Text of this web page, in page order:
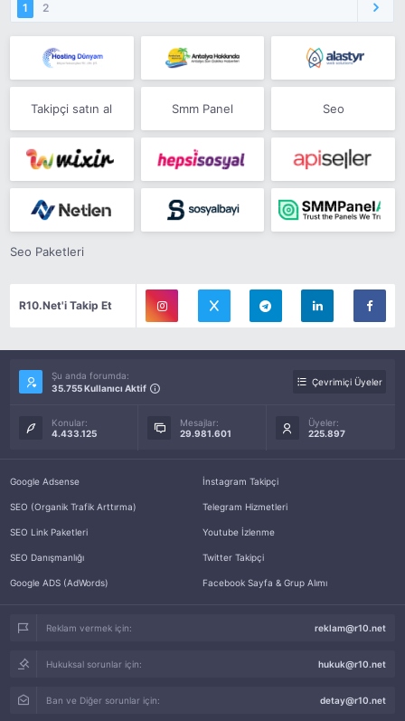
1 2
Takipçi satın al Smm Panel Seo
Seo Paketleri
R10.Net'i Takip Et
Şu anda forumda:
35.755 Kullanıcı Aktif
Çevrimiçi Üyeler
Konular:
4.433.125
Mesajlar:
29.981.601
Üyeler:
225.897
Google Adsense
SEO (Organik Trafik Arttırma)
SEO Link Paketleri
SEO Danışmanlığı
Google ADS (AdWords)
İnstagram Takipçi
Telegram Hizmetleri
Youtube İzlenme
Twitter Takipçi
Facebook Sayfa & Grup Alımı
Reklam vermek için: reklam@r10.net
Hukuksal sorunlar için: hukuk@r10.net
Ban ve Diğer sorunlar için: detay@r10.net